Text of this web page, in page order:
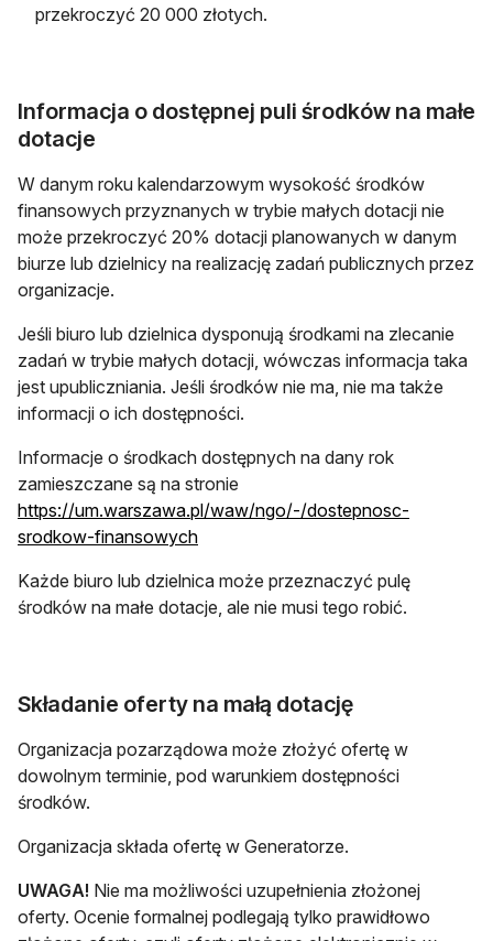
przekroczyć 20 000 złotych.
Informacja o dostępnej puli środków na małe
dotacje
W danym roku kalendarzowym wysokość środków
finansowych przyznanych w trybie małych dotacji nie
może przekroczyć 20% dotacji planowanych w danym
biurze lub dzielnicy na realizację zadań publicznych przez
organizacje.
Jeśli biuro lub dzielnica dysponują środkami na zlecanie
zadań w trybie małych dotacji, wówczas informacja taka
jest upubliczniania. Jeśli środków nie ma, nie ma także
informacji o ich dostępności.
Informacje o środkach dostępnych na dany rok
zamieszczane są na stronie
https://um.warszawa.pl/waw/ngo/-/dostepnosc-
srodkow-finansowychotwiera się w nowej karcie
Każde biuro lub dzielnica może przeznaczyć pulę
środków na małe dotacje, ale nie musi tego robić.
Składanie oferty na małą dotację
Organizacja pozarządowa może złożyć ofertę w
dowolnym terminie, pod warunkiem dostępności
środków.
Organizacja składa ofertę w Generatorze.
UWAGA! Nie ma możliwości uzupełnienia złożonej
oferty. Ocenie formalnej podlegają tylko prawidłowo